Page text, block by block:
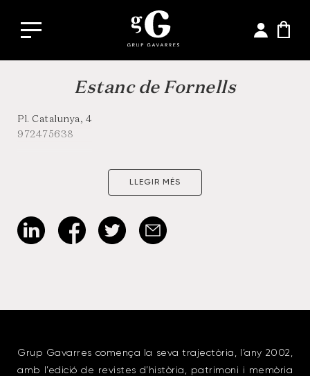
Estanc de Fornells
Pl. Catalunya, 4
972475638
LLEGIR MÉS
Grup Gavarres comença la seva trajectòria, l’any 2002,
amb l’edició de revistes d’història, patrimoni i memòria